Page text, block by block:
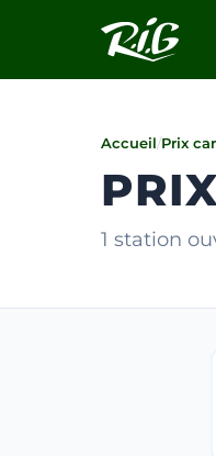
Accueil/Prix
1 station